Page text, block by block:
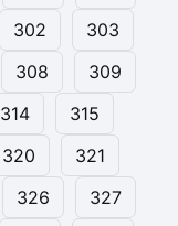
302
303
308
309
314
315
320
321
326
327